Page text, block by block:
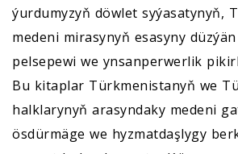
ýurdumyzyň döwlet syýasatynyň,
medeni mirasynyň esasyny
pelsepewi we ynsanperwerlik
Bu kitaplar Türkmenistanyň we
halklarynyň arasyndaky medeni
ösdürmäge we hyzmatdaşlygy